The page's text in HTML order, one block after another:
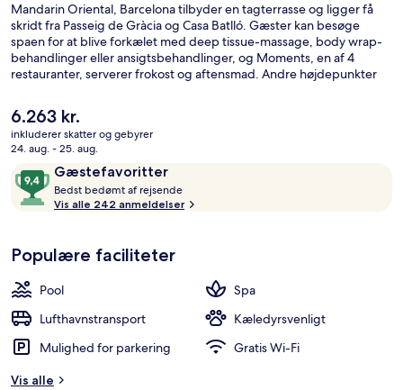
Mandarin Oriental, Barcelona tilbyder en tagterrasse og ligger få
skridt fra Passeig de Gràcia og Casa Batlló. Gæster kan besøge
spaen for at blive forkælet med deep tissue-massage, body wrap-
behandlinger eller ansigtsbehandlinger, og Moments, en af 4
restauranter, serverer frokost og aftensmad. Andre højdepunkter
udendørs pool og en bar/lounge. Offentlig transport ligger kun en
kort gåtur væk: Passeig de Gràcia Metrostation er få skridt derfra og
Girona Metrostation ligger 8 minutter væk.
Den
nuværende
pris
6.263 kr.
6.263 kr.
inkluderer skatter og gebyrer
24. aug. - 25. aug.
AnmeldelserGæstefavoritter
9,4
ud
af
Gæstefavoritter
Bedst bedømt af rejsende
e
Vis alle 242 anmeldelser
Populære faciliteter
Pool
Spa
Lufthavnstransport
Kæledyrsvenligt
Mulighed for parkering
Gratis Wi-Fi
Vis alle